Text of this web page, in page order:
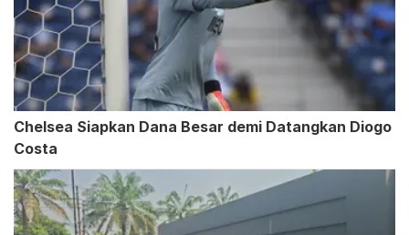
Chelsea Siapkan Dana Besar demi Datangkan Diogo
Costa